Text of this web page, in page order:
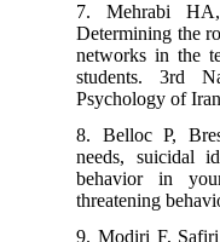
7. Mehrabi
Determining the
networks in the
students. 3rd
Psychology of
8. Belloc P,
needs, suicidal
behavior in
threatening
9. Modiri F,